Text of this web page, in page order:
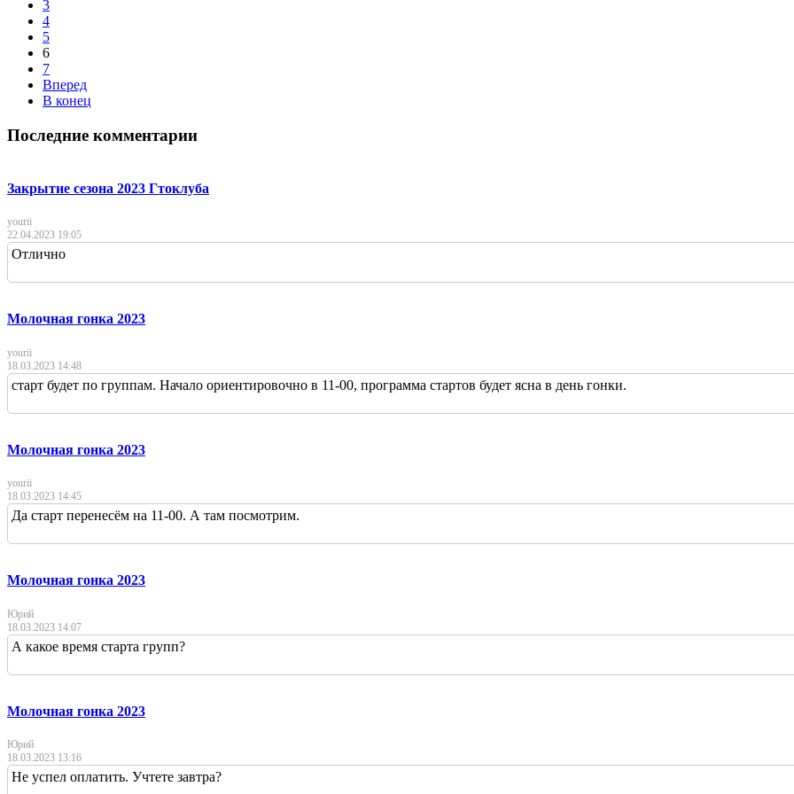
3
4
5
6
7
Вперед
В конец
Последние комментарии
Закрытие сезона 2023 Гтоклуба
yourii
22.04.2023 19:05
Отлично
Молочная гонка 2023
yourii
18.03.2023 14:48
старт будет по группам. Начало ориентировочно в 11-00, программа стартов будет ясна в день гонки.
Молочная гонка 2023
yourii
18.03.2023 14:45
Да старт перенесём на 11-00. А там посмотрим.
Молочная гонка 2023
Юрий
18.03.2023 14:07
А какое время старта групп?
Молочная гонка 2023
Юрий
18.03.2023 13:16
Не успел оплатить. Учтете завтра?